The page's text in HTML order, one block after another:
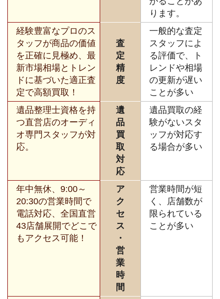
ります。
経験豊富なプロのス
タッフが商品の価値
を正確に見極め、最
新市場相場とトレン
ドに基づいた適正査
定で高額買取！
査
定
精
度
一般的な査定
スタッフによ
る評価で、ト
レンドや相場
の更新が遅い
ことが多い
遺品整理士資格を持
つ直営店のオーディ
オ専門スタッフが対
応。
遺
品
買
取
対
応
遺品買取の経
験がないスタ
ッフが対応す
る場合が多い
年中無休、9:00～
20:30の営業時間で
電話対応、全国直営
43店舗展開でどこで
もアクセス可能！
ア
ク
セ
ス
・
営
業
時
間
営業時間が短
く、店舗数が
限られている
ことが多い